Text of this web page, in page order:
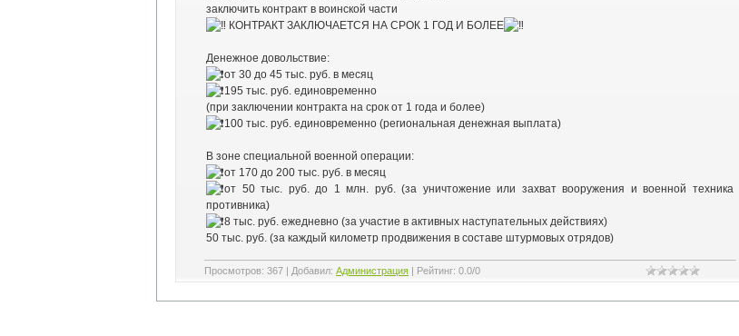
заключить контракт в воинской части
КОНТРАКТ ЗАКЛЮЧАЕТСЯ НА СРОК 1 ГОД И БОЛЕЕ
Денежное довольствие:
от 30 до 45 тыс. руб. в месяц
195 тыс. руб. единовременно
(при заключении контракта на срок от 1 года и более)
100 тыс. руб. единовременно (региональная денежная выплата)
В зоне специальной военной операции:
от 170 до 200 тыс. руб. в месяц
от 50 тыс. руб. до 1 млн. руб. (за уничтожение или захват вооружения и военной техника
противника)
8 тыс. руб. ежедневно (за участие в активных наступательных действиях)
50 тыс. руб. (за каждый километр продвижения в составе штурмовых отрядов)
Просмотров: 367 | Добавил: Администрация | Рейтинг: 0.0/0